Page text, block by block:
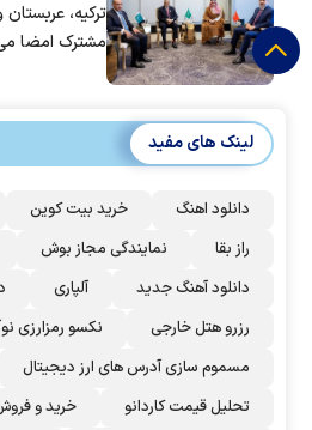
ترکیه،
مشترک امضا
لینک های مفید
دانلود اهنگ خرید بیت کوین
راز بقا
نمایندگی مجاز بوش
دانلود آهنگ جدید
آلپاری
رزرو هتل خارجی
نکسو رمزارزی
مسموم سازی آدرس های ارز دیجیتال
تحلیل قیمت کاردانو
خرید و